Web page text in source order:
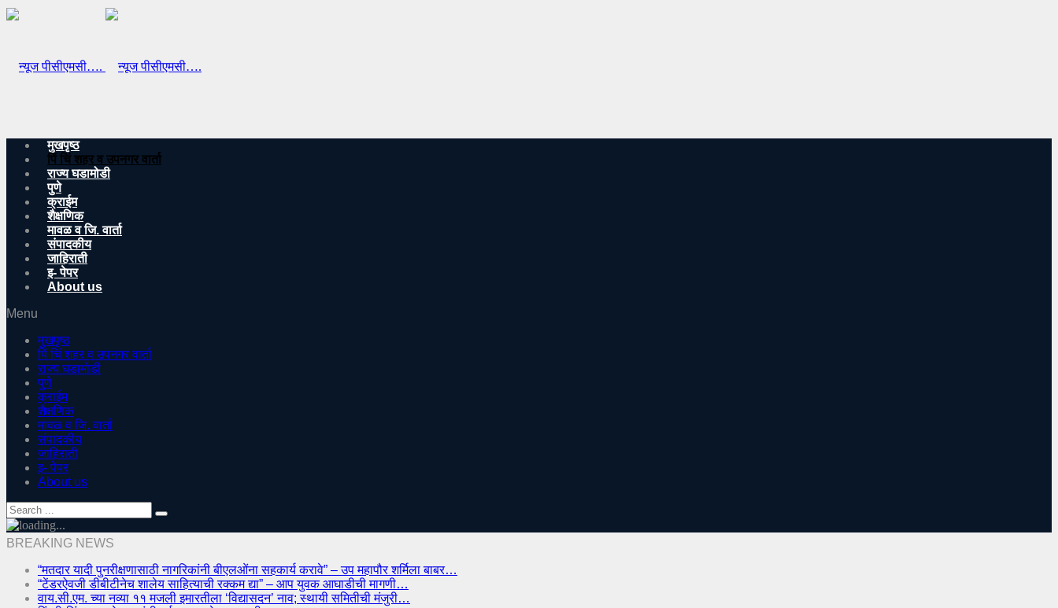
मुखपृष्ठ
पिं चिं शहर व उपनगर वार्ता
राज्य घडामोडी
पुणे
क्राईम
शैक्षणिक
मावळ व जि. वार्ता
संपादकीय
जाहिराती
इ- पेपर
About us
Menu
मुखपृष्ठ
पिं चिं शहर व उपनगर वार्ता
राज्य घडामोडी
पुणे
क्राईम
शैक्षणिक
मावळ व जि. वार्ता
संपादकीय
जाहिराती
इ- पेपर
About us
BREAKING NEWS
“मतदार यादी पुनरीक्षणासाठी नागरिकांनी बीएलओंना सहकार्य करावे” – उप महापौर शर्मिला बाबर…
“टेंडरऐवजी डीबीटीनेच शालेय साहित्याची रक्कम द्या” – आप युवक आघाडीची मागणी…
वाय.सी.एम. च्या नव्या ११ मजली इमारतीला ‘विद्यासदन’ नाव; स्थायी समितीची मंजुरी…